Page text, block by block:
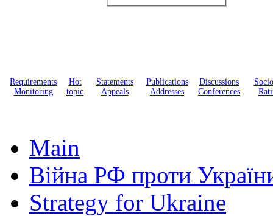
Requirements
Monitoring
Hot
topic
Statements
Appeals
Publications
Addresses
Discussions
Conferences
Main
Війна РФ проти
Strategy for Ukraine